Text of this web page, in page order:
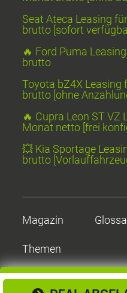
Seat Ateca Leasing
brutto [sofort
🔥 Ford Puma
brutto
Toyota bZ4X Leasing
brutto [ohne
🔥 Cupra Leon ST VZ
Monat netto [frei
💥 Kia Sportage
brutto
Magazin
Themen